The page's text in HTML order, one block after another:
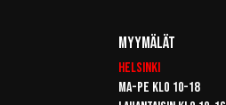
Myymälät
Helsinki
Ma-pe klo 10-18